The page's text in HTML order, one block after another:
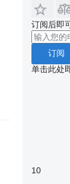
订阅后即
订阅
单击此处
10